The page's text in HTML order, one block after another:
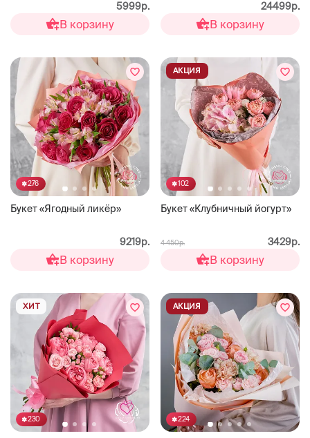
5999р.
В корзину
24499р.
В корзину
276
Букет «Ягодный ликёр»
9219р.
В корзину
102
Букет «Клубничный йогурт»
АКЦИЯ
4 450р. 3429р.
В корзину
230
ХИТ
224
АКЦИЯ